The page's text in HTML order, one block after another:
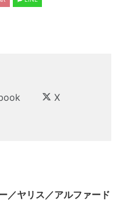
X
／ヤリス／アルファード